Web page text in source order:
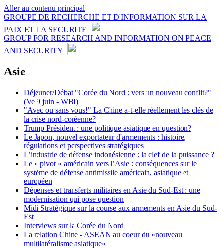
Aller au contenu principal
GROUPE DE RECHERCHE ET D'INFORMATION SUR LA
PAIX ET LA SECURITE
GROUP FOR RESEARCH AND INFORMATION ON PEACE
AND SECURITY
Asie
Déjeuner/Débat "Corée du Nord : vers un nouveau conflit?"
(Ve 9 juin - WBI)
"Avec ou sans vous!" La Chine a-t-elle réellement les clés de
la crise nord-coréenne?
Trump Président : une politique asiatique en question?
Le Japon, nouvel exportateur d'armements : histoire,
régulations et perspectives stratégiques
L’industrie de défense indonésienne : la clef de la puissance ?
Le « pivot » américain vers l’Asie : conséquences sur le
système de défense antimissile américain, asiatique et
européen
Dépenses et transferts militaires en Asie du Sud-Est : une
modernisation qui pose question
Midi Stratégique sur la course aux armements en Asie du Sud-
Est
Interviews sur la Corée du Nord
La relation Chine - ASEAN au coeur du «nouveau
multilatéralisme asiatique»